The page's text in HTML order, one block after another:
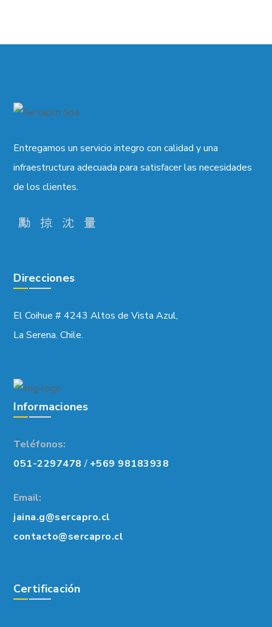
Entregamos un servicio integro con calidad y una
infraestructura adecuada para satisfacer las necesidades
de los clientes.
Direcciones
El Coihue # 4243 Altos de Vista Azul,
La Serena. Chile.
Informaciones
Teléfonos:
051-2297478 / +569 98183938
Email:
jaina.g@sercapro.cl
contacto@sercapro.cl
Certificación